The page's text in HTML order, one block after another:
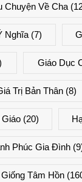
Chuyện Về Cha
Nghĩa(7)
Giáo Dục
Trị Bản Thân(8)
(20)
Phúc Gia Đình
Tâm Hồn